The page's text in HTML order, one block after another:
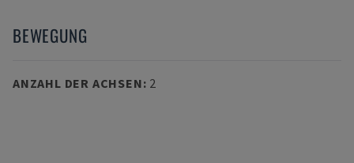
BEWEGUNG
ANZAHL DER ACHSEN: 2